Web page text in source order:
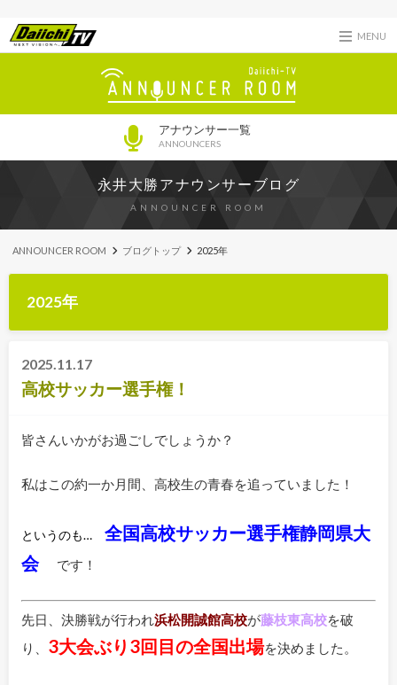
MENU
アナウンサー一覧
ANNOUNCERS
永井大勝アナウンサーブログ
ANNOUNCER ROOM
ANNOUNCER ROOM ブログトップ 2025年
2025年
2025.11.17
高校サッカー選手権！
皆さんいかがお過ごしでしょうか？
私はこの約一か月間、高校生の青春を追っていました！
というのも… 全国高校サッカー選手権静岡県大
会
です！
先日、決勝戦が行われ浜松開誠館高校が藤枝東高校を破
り、 3大会ぶり3回目の全国出場を決めました。